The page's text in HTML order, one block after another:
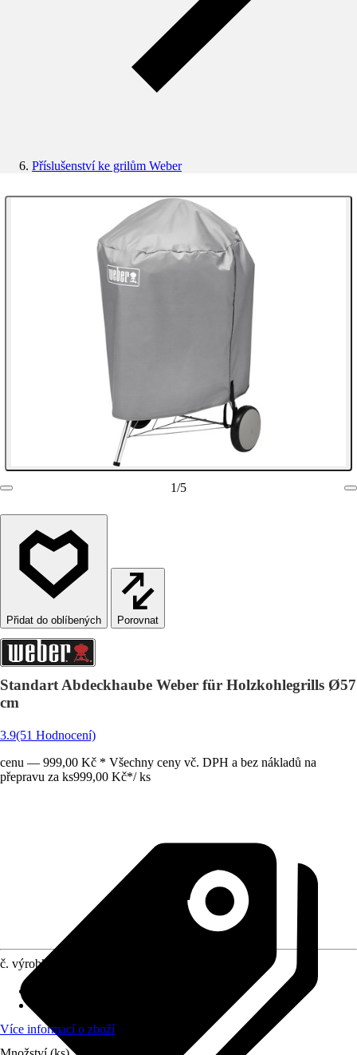
Příslušenství ke grilům Weber
1/5
Porovnat
Standart Abdeckhaube Weber für Holzkohlegrills Ø57
cm
3.9(51 Hodnocení)
cenu — 999,00 Kč * Všechny ceny vč. DPH a bez nákladů na
přepravu za ks999,00 Kč*/ ks
č. výrobku
Více informací o zboží